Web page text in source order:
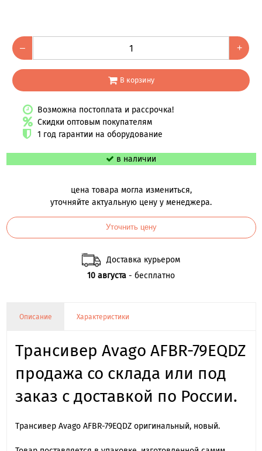
– +
В корзину
Возможна постоплата и рассрочка!
Скидки оптовым покупателям
1 год гарантии на оборудование
в наличии
цена товара могла измениться,
уточняйте актуальную цену у менеджера.
Уточнить цену
Доставка курьером
10 августа - бесплатно
Описание Характеристики
Трансивер Avago AFBR-79EQDZ
продажа со склада или под
заказ с доставкой по России.
Трансивер Avago AFBR-79EQDZ оригинальный, новый.